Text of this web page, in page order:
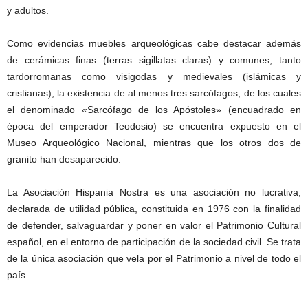
y adultos.
Como evidencias muebles arqueológicas cabe destacar además
de cerámicas finas (terras sigillatas claras) y comunes, tanto
tardorromanas como visigodas y medievales (islámicas y
cristianas), la existencia de al menos tres sarcófagos, de los cuales
el denominado «Sarcófago de los Apóstoles» (encuadrado en
época del emperador Teodosio) se encuentra expuesto en el
Museo Arqueológico Nacional, mientras que los otros dos de
granito han desaparecido.
La Asociación Hispania Nostra es una asociación no lucrativa,
declarada de utilidad pública, constituida en 1976 con la finalidad
de defender, salvaguardar y poner en valor el Patrimonio Cultural
español, en el entorno de participación de la sociedad civil. Se trata
de la única asociación que vela por el Patrimonio a nivel de todo el
país.